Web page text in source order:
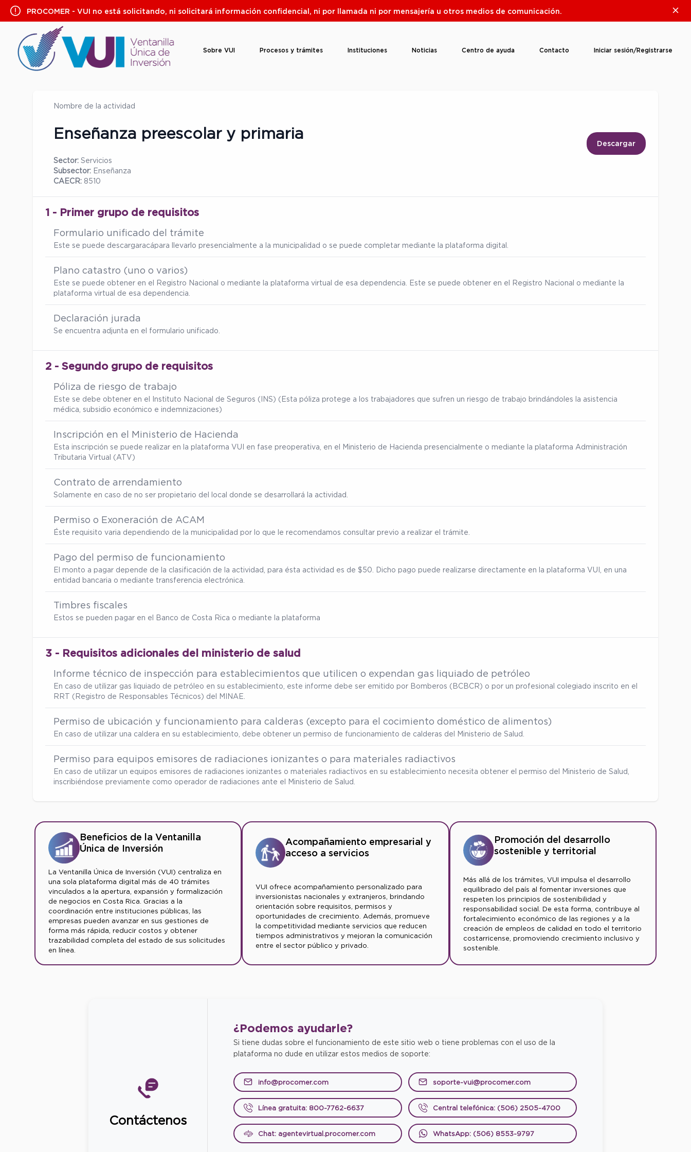
Saltar
PROCOMER - VUI no está solicitando, ni solicitará información confidencial, ni por llamada ni por mensajería u otros medios de comunicación.
Sobre VUI Procesos y trámites Instituciones Noticias Centro de ayuda Contacto Iniciar sesión/Registrarse
Nombre de la actividad
Enseñanza preescolar y primaria
Sector: Servicios
Subsector: Enseñanza
CAECR: 8510
Descargar
1 - Primer grupo de requisitos
Formulario unificado del trámite
Este se puede descargaracápara llevarlo presencialmente a la municipalidad o se puede completar mediante la plataforma digital.
Plano catastro (uno o varios)
Este se puede obtener en el Registro Nacional o mediante la plataforma virtual de esa dependencia. Este se puede obtener en el Registro Nacional o mediante la
plataforma virtual de esa dependencia.
Declaración jurada
Se encuentra adjunta en el formulario unificado.
2 - Segundo grupo de requisitos
Póliza de riesgo de trabajo
Este se debe obtener en el Instituto Nacional de Seguros (INS) (Esta póliza protege a los trabajadores que sufren un riesgo de trabajo brindándoles la asistencia
médica, subsidio económico e indemnizaciones)
Inscripción en el Ministerio de Hacienda
Esta inscripción se puede realizar en la plataforma VUI en fase preoperativa, en el Ministerio de Hacienda presencialmente o mediante la plataforma Administración
Tributaria Virtual (ATV)
Contrato de arrendamiento
Solamente en caso de no ser propietario del local donde se desarrollará la actividad.
Permiso o Exoneración de ACAM
Éste requisito varia dependiendo de la municipalidad por lo que le recomendamos consultar previo a realizar el trámite.
Pago del permiso de funcionamiento
El monto a pagar depende de la clasificación de la actividad, para ésta actividad es de $50. Dicho pago puede realizarse directamente en la plataforma VUI, en una
entidad bancaria o mediante transferencia electrónica.
Timbres fiscales
Estos se pueden pagar en el Banco de Costa Rica o mediante la plataforma
3 - Requisitos adicionales del ministerio de salud
Informe técnico de inspección para establecimientos que utilicen o expendan gas liquiado de petróleo
En caso de utilizar gas liquiado de petróleo en su establecimiento, este informe debe ser emitido por Bomberos (BCBCR) o por un profesional colegiado inscrito en el
RRT (Registro de Responsables Técnicos) del MINAE.
Permiso de ubicación y funcionamiento para calderas (excepto para el cocimiento doméstico de alimentos)
En caso de utilizar una caldera en su establecimiento, debe obtener un permiso de funcionamiento de calderas del Ministerio de Salud.
Permiso para equipos emisores de radiaciones ionizantes o para materiales radiactivos
En caso de utilizar un equipos emisores de radiaciones ionizantes o materiales radiactivos en su establecimiento necesita obtener el permiso del Ministerio de Salud,
inscribiéndose previamente como operador de radiaciones ante el Ministerio de Salud.
Beneficios de la Ventanilla
Única de Inversión
La Ventanilla Única de Inversión (VUI) centraliza en
una sola plataforma digital más de 40 trámites
vinculados a la apertura, expansión y formalización
de negocios en Costa Rica. Gracias a la
coordinación entre instituciones públicas, las
empresas pueden avanzar en sus gestiones de
forma más rápida, reducir costos y obtener
trazabilidad completa del estado de sus solicitudes
en línea.
Acompañamiento empresarial y
acceso a servicios
VUI ofrece acompañamiento personalizado para
inversionistas nacionales y extranjeros, brindando
orientación sobre requisitos, permisos y
oportunidades de crecimiento. Además, promueve
la competitividad mediante servicios que reducen
tiempos administrativos y mejoran la comunicación
entre el sector público y privado.
Promoción del desarrollo
sostenible y territorial
Más allá de los trámites, VUI impulsa el desarrollo
equilibrado del país al fomentar inversiones que
respeten los principios de sostenibilidad y
responsabilidad social. De esta forma, contribuye al
fortalecimiento económico de las regiones y a la
creación de empleos de calidad en todo el territorio
costarricense, promoviendo crecimiento inclusivo y
sostenible.
Contáctenos
¿Podemos ayudarle?
Si tiene dudas sobre el funcionamiento de este sitio web o tiene problemas con el uso de la
plataforma no dude en utilizar estos medios de soporte:
info@procomer.com soporte-vui@procomer.com
Línea gratuita: 800-7762-6637 Central telefónica: (506) 2505-4700
Chat: agentevirtual.procomer.com WhatsApp: (506) 8553-9797